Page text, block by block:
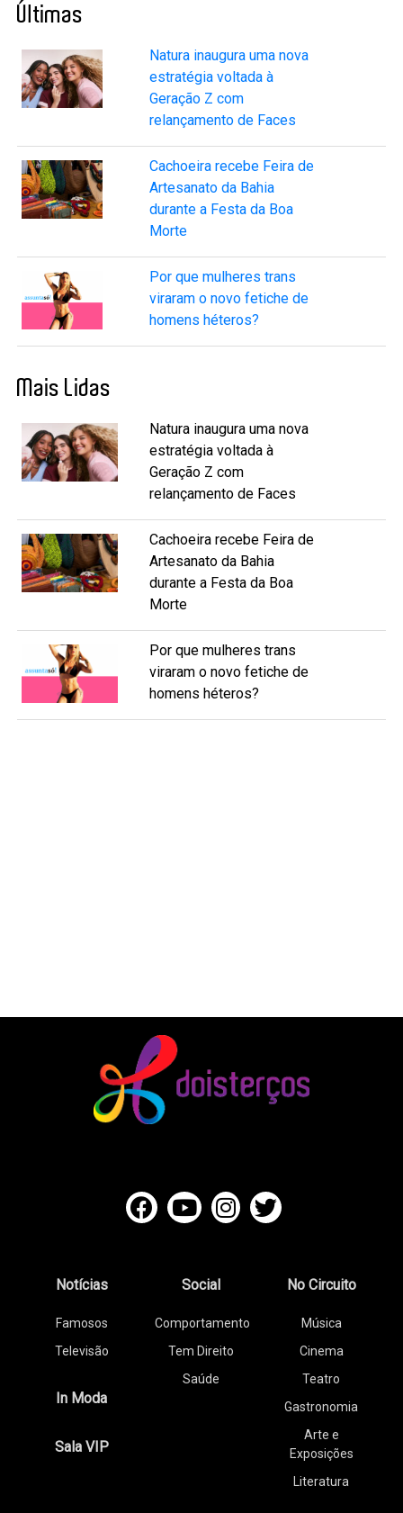
Últimas
Natura inaugura uma nova
estratégia voltada à
Geração Z com
relançamento de Faces
Cachoeira recebe Feira de
Artesanato da Bahia
durante a Festa da Boa
Morte
Por que mulheres trans
viraram o novo fetiche de
homens héteros?
Mais Lidas
Natura inaugura uma nova
estratégia voltada à
Geração Z com
relançamento de Faces
Cachoeira recebe Feira de
Artesanato da Bahia
durante a Festa da Boa
Morte
Por que mulheres trans
viraram o novo fetiche de
homens héteros?
Notícias
Famosos
Televisão
In Moda
Sala VIP
Social
Comportamento
Tem Direito
Saúde
No Circuito
Música
Cinema
Teatro
Gastronomia
Arte e
Exposições
Literatura